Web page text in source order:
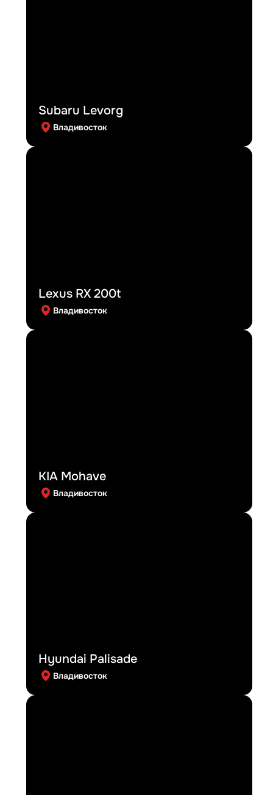
Subaru Levorg
Владивосток
Lexus RX 200t
Владивосток
KIA Mohave
Владивосток
Hyundai Palisade
Владивосток